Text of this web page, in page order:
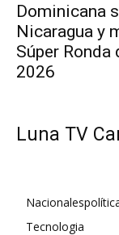
Dominicana
Nicaragua y
Súper
2026
Luna TV
Nacionales
Tecnologia